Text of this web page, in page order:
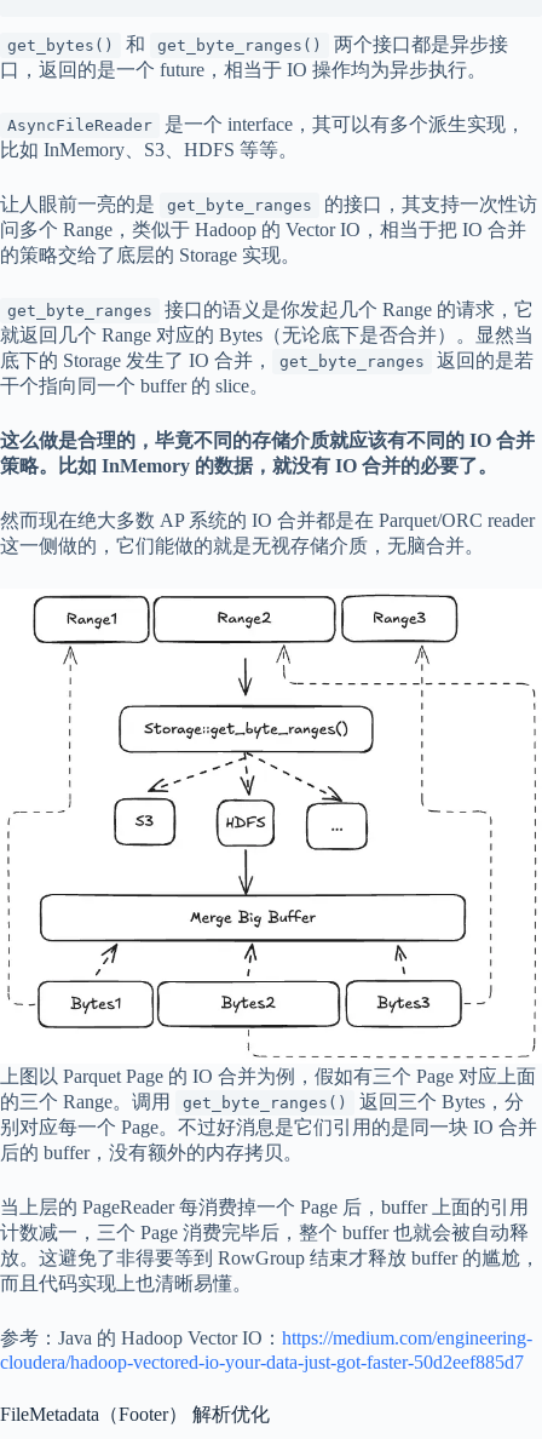
get_bytes() 和 get_byte_ranges()
两个接口都是异步接
口，返回的是一个 future，相当于 IO 操作均为异步执行。
AsyncFileReader
是一个 interface，其可以有多个派生实现，
比如 InMemory、S3、HDFS 等等。
让人眼前一亮的是 get_byte_ranges
的接口，其支持一次性访
问多个 Range，类似于 Hadoop 的 Vector IO，相当于把 IO 合并
的策略交给了底层的 Storage 实现。
get_byte_ranges
接口的语义是你发起几个 Range 的请求，它
就返回几个 Range 对应的 Bytes（无论底下是否合并）。显然当
底下的 Storage 发生了 IO 合并，
get_byte_ranges
返回的是若
干个指向同一个 buffer 的 slice。
这么做是合理的，毕竟不同的存储介质就应该有不同的 IO 合并
策略。比如 InMemory 的数据，就没有 IO 合并的必要了。
然而现在绝大多数 AP 系统的 IO 合并都是在 Parquet/ORC reader
这一侧做的，它们能做的就是无视存储介质，无脑合并。
上图以 Parquet Page 的 IO 合并为例，假如有三个 Page 对应上面
的三个 Range。调用
get_byte_ranges()
返回三个 Bytes，分
别对应每一个 Page。不过好消息是它们引用的是同一块 IO 合并
后的 buffer，没有额外的内存拷贝。
当上层的 PageReader 每消费掉一个 Page 后，buffer 上面的引用
计数减一，三个 Page 消费完毕后，整个 buffer 也就会被自动释
放。这避免了非得要等到 RowGroup 结束才释放 buffer 的尴尬，
而且代码实现上也清晰易懂。
参考：Java 的 Hadoop Vector IO： https://medium.com/engineering-
cloudera/hadoop-vectored-io-your-data-just-got-faster-50d2eef885d7
FileMetadata（Footer） 解析优化